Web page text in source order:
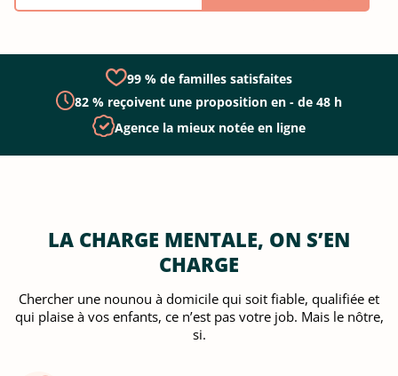
99 % de familles satisfaites
82 % reçoivent une proposition en - de 48 h
Agence la mieux notée en ligne
LA CHARGE MENTALE, ON S’EN
CHARGE
Chercher une nounou à domicile qui soit fiable, qualifiée et
qui plaise à vos enfants, ce n’est pas votre job. Mais le nôtre,
si.